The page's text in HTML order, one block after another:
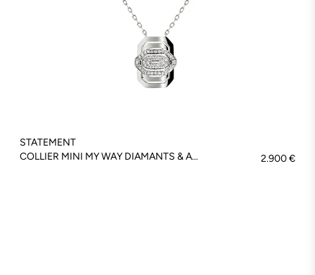
STATEMENT
COLLIER MINI MY WAY DIAMANTS & ARGENT - FSJ429
2.900 €